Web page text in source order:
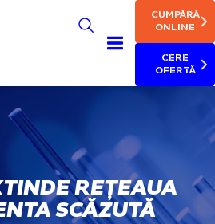
MAINCUMPĂRĂ
ONLINE
CERE
OFERTĂ
REȚEAUA
SCĂZUTĂ